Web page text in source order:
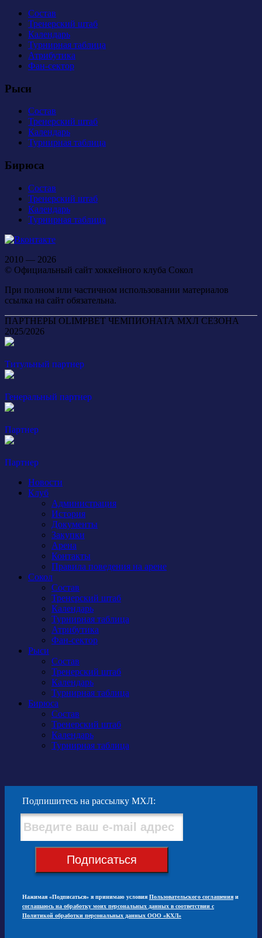
Состав
Тренерский штаб
Календарь
Турнирная таблица
Атрибутика
Фан-сектор
Рыси
Состав
Тренерский штаб
Календарь
Турнирная таблица
Бирюса
Состав
Тренерский штаб
Календарь
Турнирная таблица
2010 — 2026
© Официальный сайт хоккейного клуба Сокол
При полном или частичном использовании материалов
ссылка на сайт обязательна.
ПАРТНЕРЫ OLIMPBET ЧЕМПИОНАТА МХЛ СЕЗОНА
2025/2026
Титульный партнер
Генеральный партнер
Партнер
Партнер
Новости
Клуб
Администрация
История
Документы
Закупки
Арена
Контакты
Правила поведения на арене
Сокол
Состав
Тренерский штаб
Календарь
Турнирная таблица
Атрибутика
Фан-сектор
Рыси
Состав
Тренерский штаб
Календарь
Турнирная таблица
Бирюса
Состав
Тренерский штаб
Календарь
Турнирная таблица
Подпишитесь на рассылку МХЛ:
Подписаться
Нажимая «Подписаться» я принимаю условия Пользовательского соглашения и
соглашаюсь на обработку моих персональных данных в соответствии с
Политикой обработки персональных данных ООО «КХЛ»